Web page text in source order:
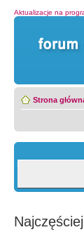
Aktualizacje na
Strona